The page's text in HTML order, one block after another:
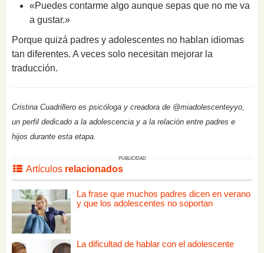
«Puedes contarme algo aunque sepas que no me va
a gustar.»
Porque quizá padres y adolescentes no hablan idiomas
tan diferentes. A veces solo necesitan mejorar la
traducción.
Cristina Cuadrillero es psicóloga y creadora de @miadolescenteyyo,
un perfil dedicado a la adolescencia y a la relación entre padres e
hijos durante esta etapa.
PUBLICIDAD
Artículos relacionados
La frase que muchos padres dicen en verano
y que los adolescentes no soportan
La dificultad de hablar con el adolescente